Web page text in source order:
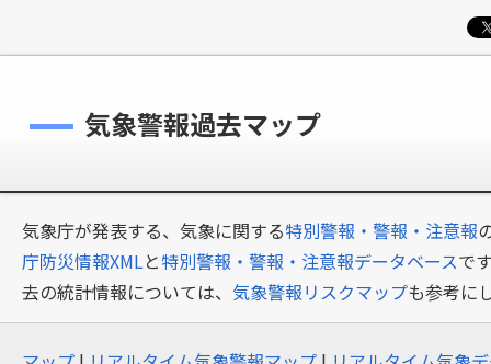
気象警報過去マップ
気象庁が発表する、気象に関する特別警報・警報・注意報
庁防災情報XMLと特別警報・警報・注意報データベースで
去の統計情報については、 気象警報リスクマップも参考に